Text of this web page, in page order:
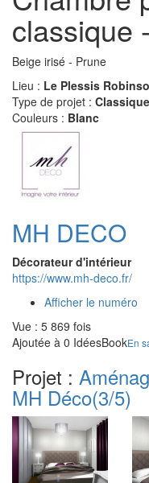
classique
Beige irisé - Prune
Lieu : Le Plessis
Type de projet : Classique
Couleurs : Blanc
MH DECO
Décorateur d'intérieur
https://www.mh-deco.fr/
Afficher le numéro
Vue : 5 869 fois
Ajoutée à 0 IdéesBookEn
Projet :
MH Déco(3/5)